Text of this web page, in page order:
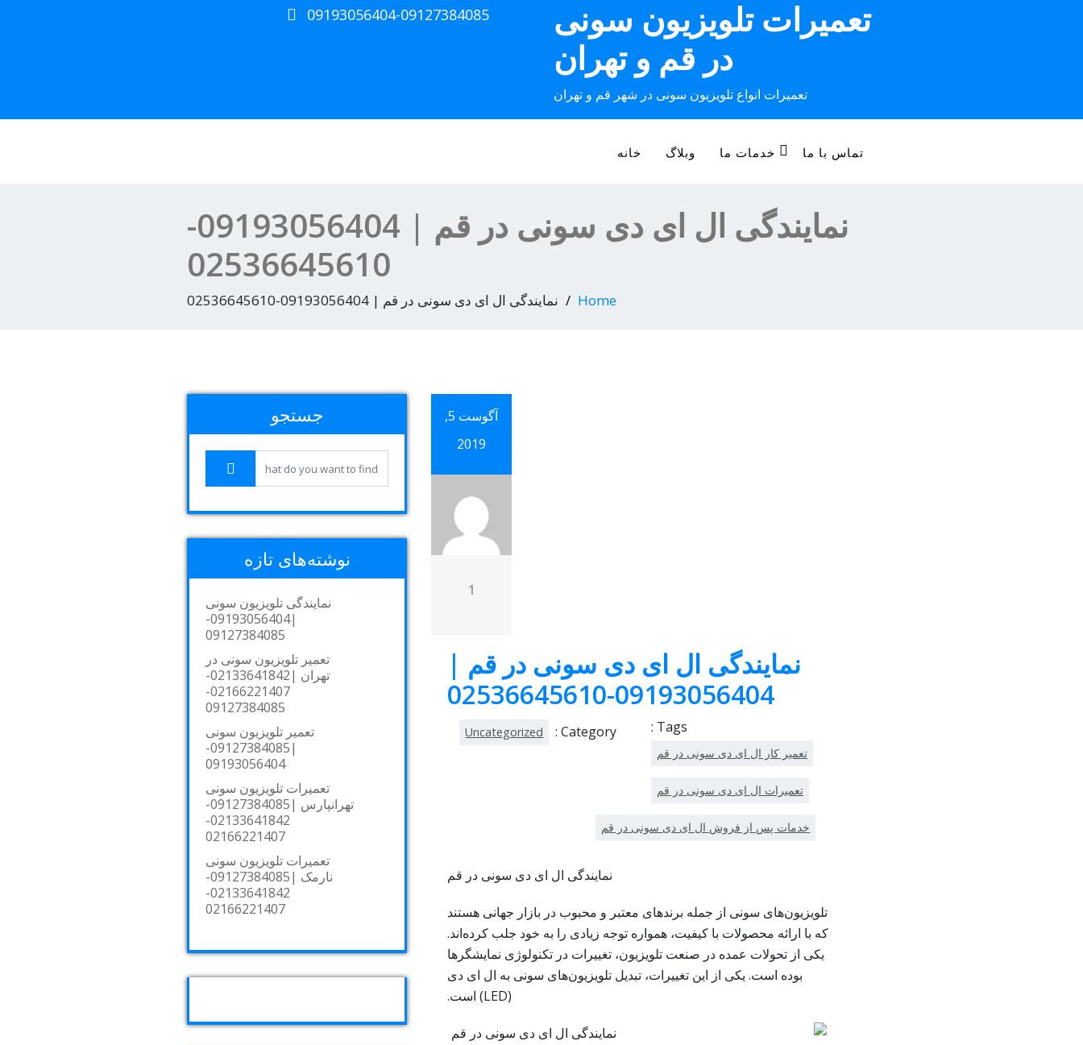
تعمیرات تلویزیون سونی
در قم و تهران
تعمیرات انواع تلویزیون سونی در شهر قم و تهران
09193056404-09127384085
خانه وبلاگ خدمات ما تماس با ما
نمایندگی ال ای دی سونی در قم | 09193056404-
02536645610
Home نمایندگی ال ای دی سونی در قم | 09193056404-02536645610
آگوست 5,
2019
1
نمایندگی ال ای دی سونی در قم |
09193056404-02536645610
Tags :
تعمیر کار ال ای دی سونی در قم
تعمیرات ال ای دی سونی در قم
خدمات پس از فروش ال ای دی سونی در قم
Category :
Uncategorized
نمایندگی ال ای دی سونی در قم
تلویزیون‌های سونی از جمله برندهای معتبر و محبوب در بازار جهانی هستند
که با ارائه محصولات با کیفیت، همواره توجه زیادی را به خود جلب کرده‌اند.
یکی از تحولات عمده در صنعت تلویزیون، تغییرات در تکنولوژی نمایشگرها
بوده است. یکی از این تغییرات، تبدیل تلویزیون‌های سونی به ال ای دی
(LED) است.
جستجو
نوشته‌های تازه
نمایندگی تلویزیون سونی
|09193056404-
09127384085
تعمیر تلویزیون سونی در
تهران |02133641842-
02166221407-
09127384085
تعمیر تلویزیون سونی
|09127384085-
09193056404
تعمیرات تلویزیون سونی
تهرانپارس |09127384085-
02133641842-
02166221407
تعمیرات تلویزیون سونی
نارمک |09127384085-
02133641842-
02166221407